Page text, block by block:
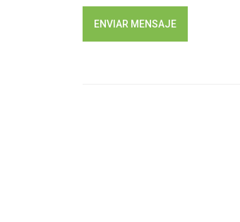
ENVIAR MENSAJE